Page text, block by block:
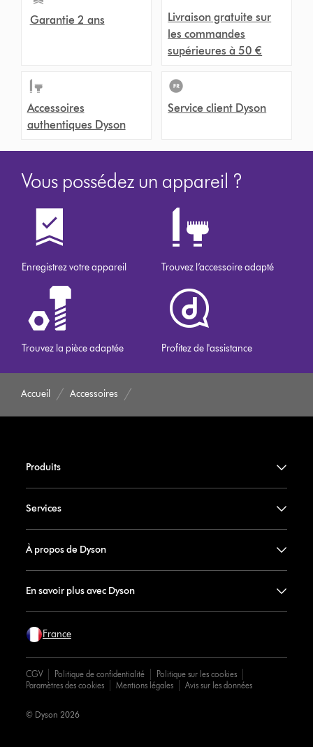
Garantie 2 ans
Livraison gratuite sur
les commandes
supérieures à 50 €
Accessoires
authentiques Dyson
Service client Dyson
Vous possédez un appareil ?
Enregistrez votre appareil Trouvez l’accessoire adapté
Trouvez la pièce adaptée Profitez de l'assistance
Accueil Accessoires
Produits
Services
À propos de Dyson
En savoir plus avec Dyson
France
CGV Politique de confidentialité
Politique sur les cookies
Paramètres des cookies
Mentions légales Avis sur les données
© Dyson 2026